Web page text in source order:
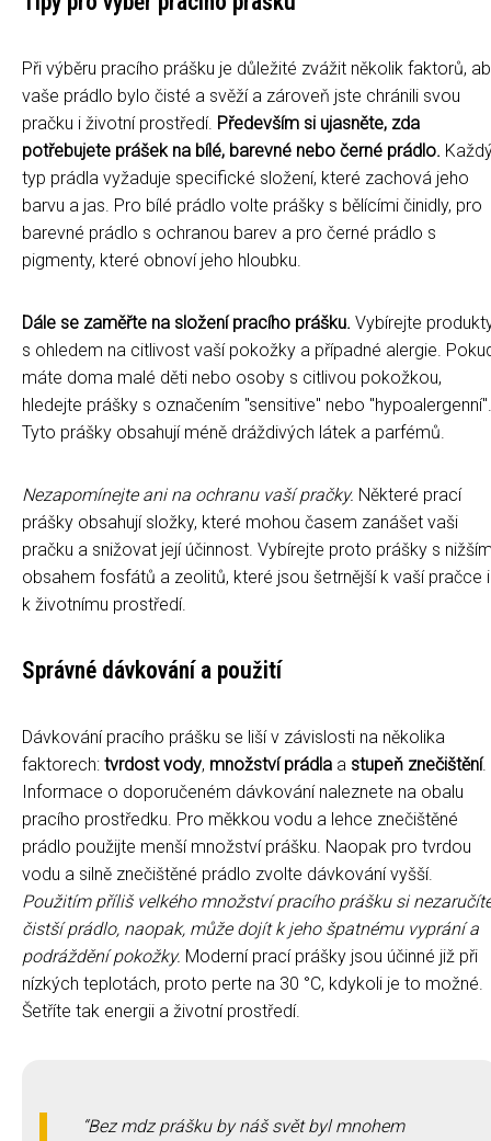
Při výběru pracího prášku je důležité zvážit několik faktorů,
vaše prádlo bylo čisté a svěží a zároveň jste chránili svou
pračku i životní prostředí. Především si ujasněte, zda
potřebujete prášek na bílé, barevné nebo černé prádlo.
typ prádla vyžaduje specifické složení, které zachová jeho
barvu a jas. Pro bílé prádlo volte prášky s bělícími činidly, pro
barevné prádlo s ochranou barev a pro černé prádlo s
pigmenty, které obnoví jeho hloubku.
Dále se zaměřte na složení pracího prášku. Vybírejte
s ohledem na citlivost vaší pokožky a případné alergie.
máte doma malé děti nebo osoby s citlivou pokožkou,
hledejte prášky s označením "sensitive" nebo "hypoalergenní".
Tyto prášky obsahují méně dráždivých látek a parfémů.
Nezapomínejte ani na ochranu vaší pračky. Některé prací
prášky obsahují složky, které mohou časem zanášet vaši
pračku a snižovat její účinnost. Vybírejte proto prášky s
obsahem fosfátů a zeolitů, které jsou šetrnější k vaší pračce i
k životnímu prostředí.
Správné dávkování a použití
Dávkování pracího prášku se liší v závislosti na několika
faktorech: tvrdost vody, množství prádla a stupeň znečištění.
Informace o doporučeném dávkování naleznete na obalu
pracího prostředku. Pro měkkou vodu a lehce znečištěné
prádlo použijte menší množství prášku. Naopak pro tvrdou
vodu a silně znečištěné prádlo zvolte dávkování vyšší.
Použitím příliš velkého množství pracího prášku si
čistší prádlo, naopak, může dojít k jeho špatnému vyprání a
podráždění pokožky. Moderní prací prášky jsou účinné již při
nízkých teplotách, proto perte na 30 °C, kdykoli je to možné.
Šetříte tak energii a životní prostředí.
Bez mdz prášku by náš svět byl mnohem